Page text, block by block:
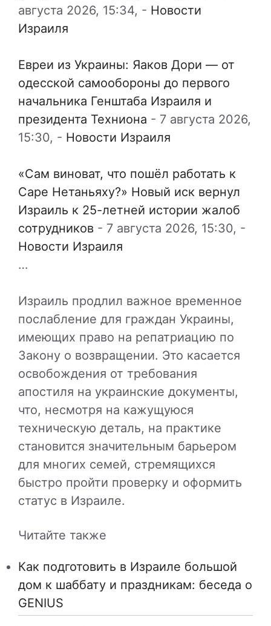
августа 2026, 15:34, - Новости
Израиля
Евреи из Украины: Яаков Дори — от
одесской самообороны до первого
начальника Генштаба Израиля и
президента Техниона - 7 августа 2026,
15:30, - Новости Израиля
«Сам виноват, что пошёл работать к
Саре Нетаньяху?» Новый иск вернул
Израиль к 25-летней истории жалоб
сотрудников - 7 августа 2026, 15:30, -
Новости Израиля
…
Израиль продлил важное временное
послабление для граждан Украины,
имеющих право на репатриацию по
Закону о возвращении. Это касается
освобождения от требования
апостиля на украинские документы,
что, несмотря на кажущуюся
техническую деталь, на практике
становится значительным барьером
для многих семей, стремящихся
быстро пройти проверку и оформить
статус в Израиле.
Читайте также
Как подготовить в Израиле большой
дом к шаббату и праздникам: беседа о
GENIUS